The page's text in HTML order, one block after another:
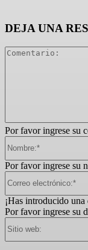
DEJA UNA
Por favor ingrese su
Por favor ingrese su
¡Has introducido
Por favor ingrese su